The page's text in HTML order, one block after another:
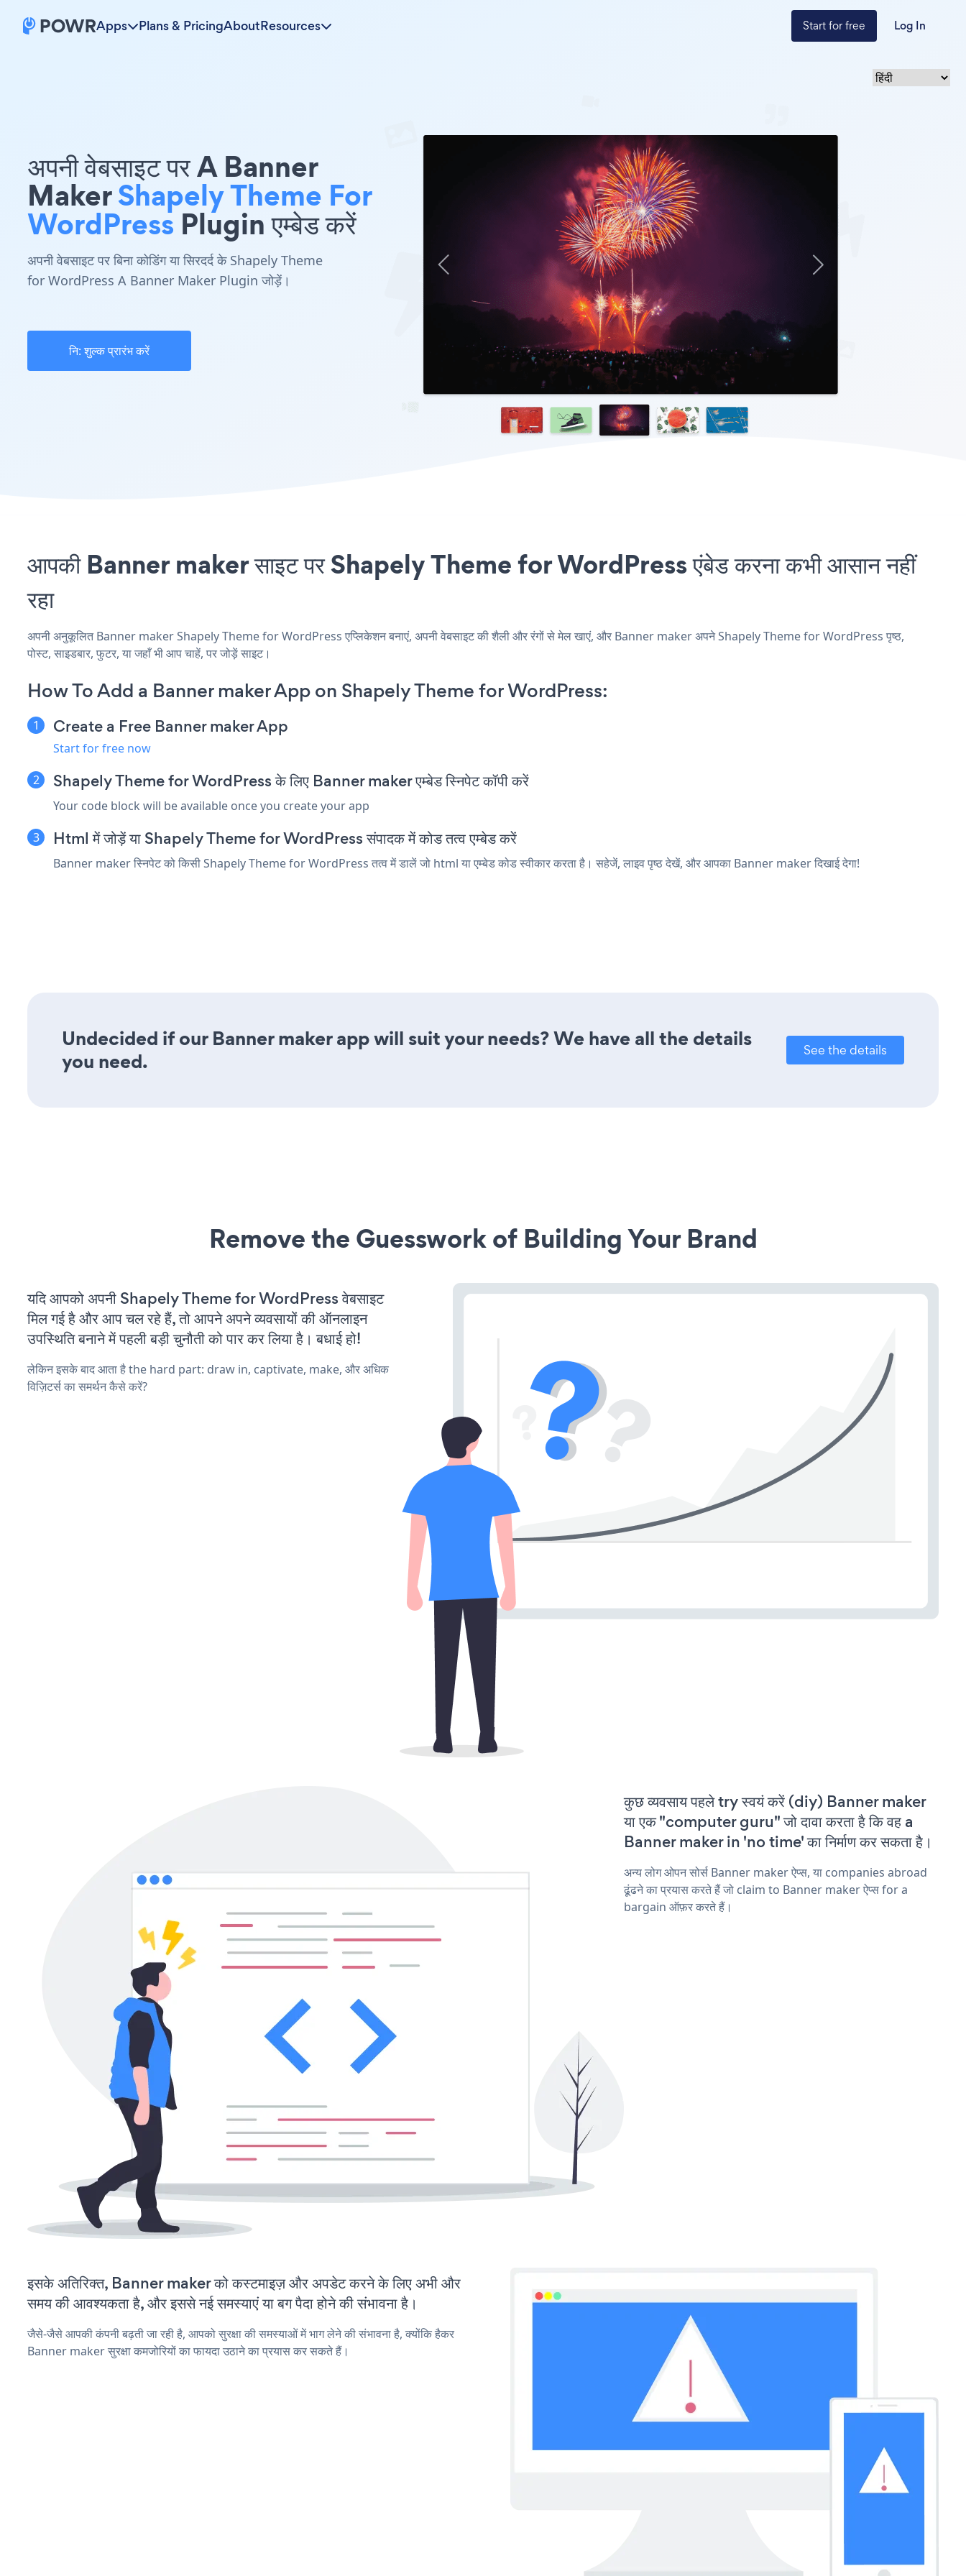
Apps Plans & PricingAboutResources Start for free Log In
अपनी वेबसाइट पर A Banner
MakerShapely Theme For
WordPress Plugin एम्बेड करें
अपनी वेबसाइट पर बिना कोडिंग या सिरदर्द के Shapely Theme
for WordPress A Banner Maker Plugin जोड़ें।
नि: शुल्क प्रारंभ करें
आपकी Banner maker साइट पर Shapely Theme for WordPress एंबेड करना कभी आसान नहीं
रहा
अपनी अनुकूलित Banner maker Shapely Theme for WordPress एप्लिकेशन बनाएं, अपनी वेबसाइट की शैली और रंगों से मेल खाएं, और Banner maker अपने Shapely Theme for WordPress पृष्ठ,
पोस्ट, साइडबार, फुटर, या जहाँ भी आप चाहें, पर जोड़ें साइट।
How To Add a Banner maker App on Shapely Theme for WordPress:
Create a Free Banner maker App
Start for free now
Shapely Theme for WordPress के लिए Banner maker एम्बेड स्निपेट कॉपी करें
Your code block will be available once you create your app
Html में जोड़ें या Shapely Theme for WordPress संपादक में कोड तत्व एम्बेड करें
Banner maker स्निपेट को किसी Shapely Theme for WordPress तत्व में डालें जो html या एम्बेड कोड स्वीकार करता है। सहेजें, लाइव पृष्ठ देखें, और आपका Banner maker दिखाई देगा!
Undecided if our Banner maker app will suit your needs? We have all the details
you need.
See the details
Remove the Guesswork of Building Your Brand
यदि आपको अपनी Shapely Theme for WordPress वेबसाइट
मिल गई है और आप चल रहे हैं, तो आपने अपने व्यवसायों की ऑनलाइन
उपस्थिति बनाने में पहली बड़ी चुनौती को पार कर लिया है। बधाई हो!
लेकिन इसके बाद आता है the hard part: draw in, captivate, make, और अधिक
विज़िटर्स का समर्थन कैसे करें?
कुछ व्यवसाय पहले try स्वयं करें (diy) Banner maker
या एक "computer guru" जो दावा करता है कि वह a
Banner maker in 'no time' का निर्माण कर सकता है।
अन्य लोग ओपन सोर्स Banner maker ऐप्स, या companies abroad
ढूंढने का प्रयास करते हैं जो claim to Banner maker ऐप्स for a
bargain ऑफ़र करते हैं।
इसके अतिरिक्त, Banner maker को कस्टमाइज़ और अपडेट करने के लिए अभी और
समय की आवश्यकता है, और इससे नई समस्याएं या बग पैदा होने की संभावना है।
जैसे-जैसे आपकी कंपनी बढ़ती जा रही है, आपको सुरक्षा की समस्याओं में भाग लेने की संभावना है, क्योंकि हैकर
Banner maker सुरक्षा कमजोरियों का फायदा उठाने का प्रयास कर सकते हैं।